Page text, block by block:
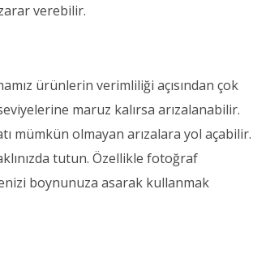
verebilir.
ürünlerin verimliliği açısından çok
maruz kalırsa arızalanabilir.
mümkün olmayan arızalara yol açabilir.
tutun. Özellikle fotoğraf
boynunuza asarak kullanmak